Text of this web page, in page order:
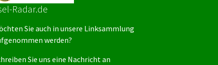
Radar.de
Sie auch in unsere Linksammlung
werden?
Sie uns eine Nachricht an